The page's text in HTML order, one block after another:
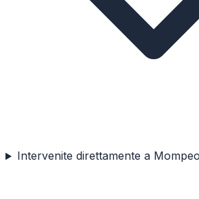
Intervenite direttamente a